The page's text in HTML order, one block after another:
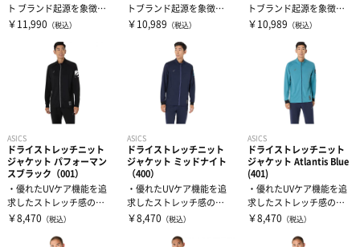
ト ブランド起源を象徴す
るオーセンティックロゴ
￥11,990 （税込）
トブランド起源を象徴す
るオーセンティックロゴ
￥10,989 （税込）
トブランド起源を象徴す
るオーセンティックロゴ
￥10,989 （税込）
ASICS
ドライストレッチニット
ジャケット パフォーマン
スブラック（001）
・優れたUVケア機能を追
求したストレッチ感のあ
るニット素材を採用・左
￥8,470 （税込）
ASICS
ドライストレッチニット
ジャケット ミッドナイト
（400）
・優れたUVケア機能を追
求したストレッチ感のあ
るニット素材を採用・左
￥8,470 （税込）
ASICS
ドライストレッチニット
ジャケット Atlantis Blue
(401)
・優れたUVケア機能を追
求したストレッチ感のあ
るニット素材を採用・左
￥8,470 （税込）